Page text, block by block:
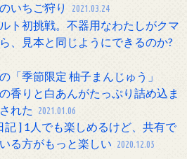
いちご狩り
2021.03.24
ト初挑戦。不器用なわたしがクマ
、見本と同じようにできるのか?
「季節限定 柚子まんじゅう」
香りと白あんがたっぷり詰め込ま
れた
2021.01.06
記 ] 1人でも楽しめるけど、共有で
る方がもっと楽しい 2020.12.05